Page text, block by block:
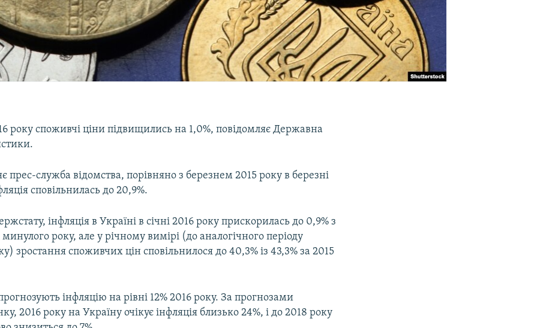
року споживчі ціни підвищились на 1,0%, повідомляє Державна
прес-служба відомства, порівняно з березнем 2015 року в березні
сповільнилась до 20,9%.
інфляція в Україні в січні 2016 року прискорилась до 0,9% з
минулого року, але у річному вимірі (до аналогічного періоду
зростання споживчих цін сповільнилося до 40,3% із 43,3% за 2015
інфляцію на рівні 12% 2016 року. За прогнозами
2016 року на Україну очікує інфляція близько 24%, і до 2018 року